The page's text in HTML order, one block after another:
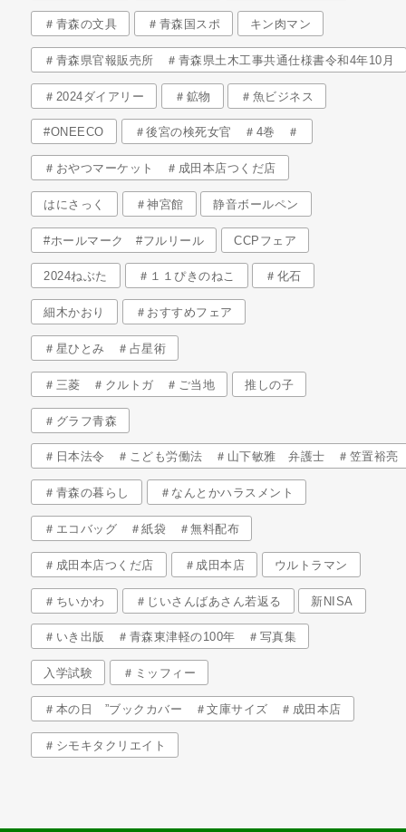
＃青森の文具 ＃青森国スポ キン肉マン
＃青森県官報販売所 ＃青森県土木工事共通仕様書令和4年10月
＃2024ダイアリー ＃鉱物 ＃魚ビジネス
#ONEECO ＃後宮の検死女官 ＃4巻 ＃
＃おやつマーケット ＃成田本店つくだ店
はにさっく ＃神宮館 静音ボールペン
#ホールマーク #フルリール CCPフェア
2024ねぶた ＃１１ぴきのねこ ＃化石
細木かおり ＃おすすめフェア
＃星ひとみ ＃占星術
＃三菱 ＃クルトガ ＃ご当地 推しの子
＃グラフ青森
＃日本法令 ＃こども労働法 ＃山下敏雅 弁護士 ＃笠置裕亮
＃青森の暮らし ＃なんとかハラスメント
＃エコバッグ ＃紙袋 ＃無料配布
＃成田本店つくだ店 ＃成田本店 ウルトラマン
＃ちいかわ ＃じいさんばあさん若返る 新NISA
＃いき出版 ＃青森東津軽の100年 ＃写真集
入学試験 ＃ミッフィー
＃本の日 ”ブックカバー ＃文庫サイズ ＃成田本店
＃シモキタクリエイト